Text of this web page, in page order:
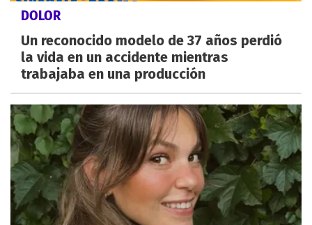
DOLOR
Un reconocido modelo de 37 años perdió
la vida en un accidente mientras
trabajaba en una producción